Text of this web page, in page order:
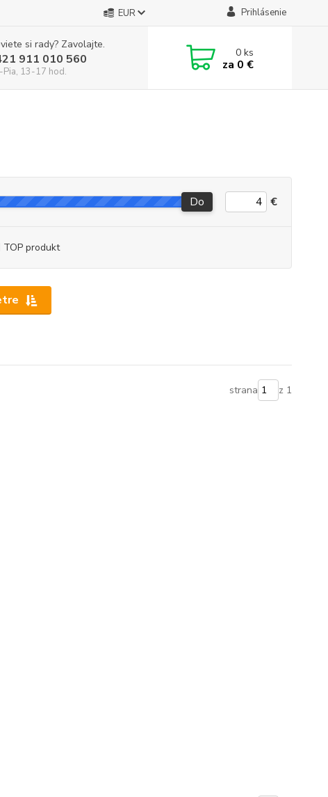
EUR Prihlásenie
si rady? Zavolajte.
911 010 560
Pia, 13-17 hod.
0ks
za 0 €
Do €
TOP produkt
strana z 1